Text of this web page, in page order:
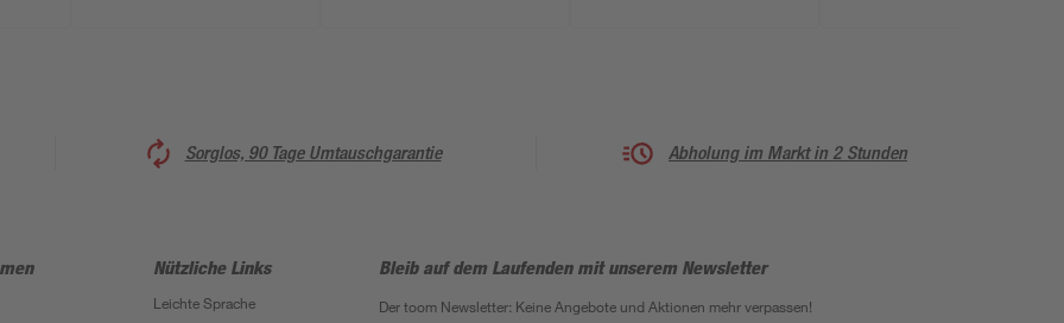
Sorglos, 90 Tage Umtauschgarantie Abholung im Markt in 2 Stunden
Nützliche Links
Leichte Sprache
Bleib auf dem Laufenden mit unserem Newsletter
Der toom Newsletter: Keine Angebote und Aktionen mehr verpassen!